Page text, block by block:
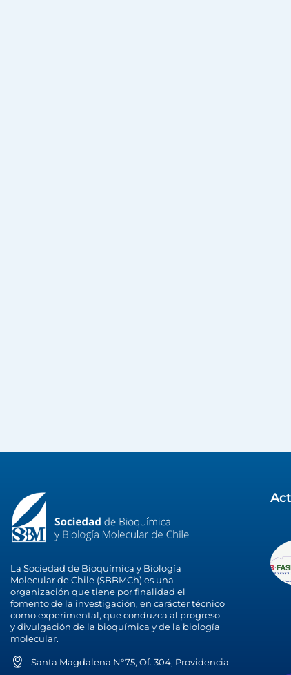
La Sociedad de Bioquímica y Biología
Molecular de Chile (SBBMCh) es una
organización que tiene por finalidad el
fomento de la investigación, en carácter técnico
como experimental, que conduzca al progreso
y divulgación de la bioquímica y de la biología
molecular.
Santa Magdalena N°75, Of. 304, Providencia